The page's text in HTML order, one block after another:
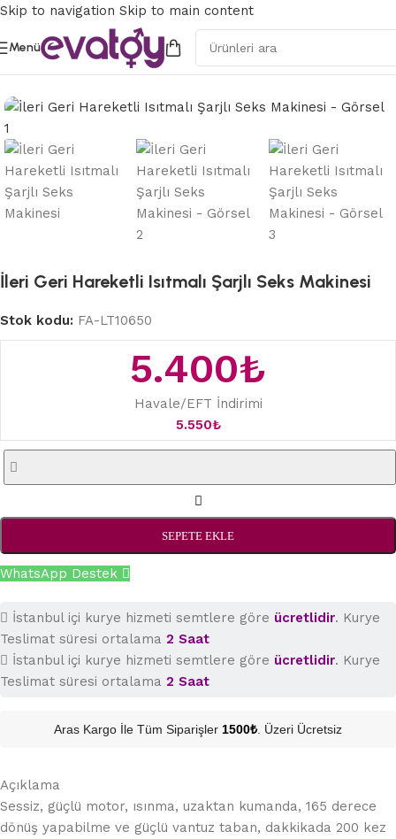
Skip to navigation Skip to main content
Menü
Seks Makinaları
İleri Geri Hareketli Isıtmalı Şarjlı Seks Makinesi
Stok kodu: FA-LT10650
5.400₺
Havale/EFT İndirimi
5.550₺
SEPETE EKLE
WhatsApp Destek
İstanbul içi kurye hizmeti semtlere göre ücretlidir. Kurye
Teslimat süresi ortalama 2 Saat
İstanbul içi kurye hizmeti semtlere göre ücretlidir. Kurye
Teslimat süresi ortalama 2 Saat
Aras Kargo İle Tüm Siparişler 1500₺. Üzeri Ücretsiz
Açıklama
Sessiz, güçlü motor, ısınma, uzaktan kumanda, 165 derece
dönüş yapabilme ve güçlü vantuz taban, dakkikada 200 kez